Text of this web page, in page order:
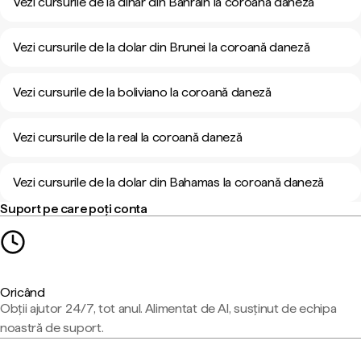
Vezi cursurile de la dolar din Brunei la coroană daneză
Vezi cursurile de la boliviano la coroană daneză
Vezi cursurile de la real la coroană daneză
Vezi cursurile de la dolar din Bahamas la coroană daneză
Suport pe care poți conta
Oricând
Obții ajutor 24/7, tot anul. Alimentat de AI, susținut de echipa
noastră de suport.